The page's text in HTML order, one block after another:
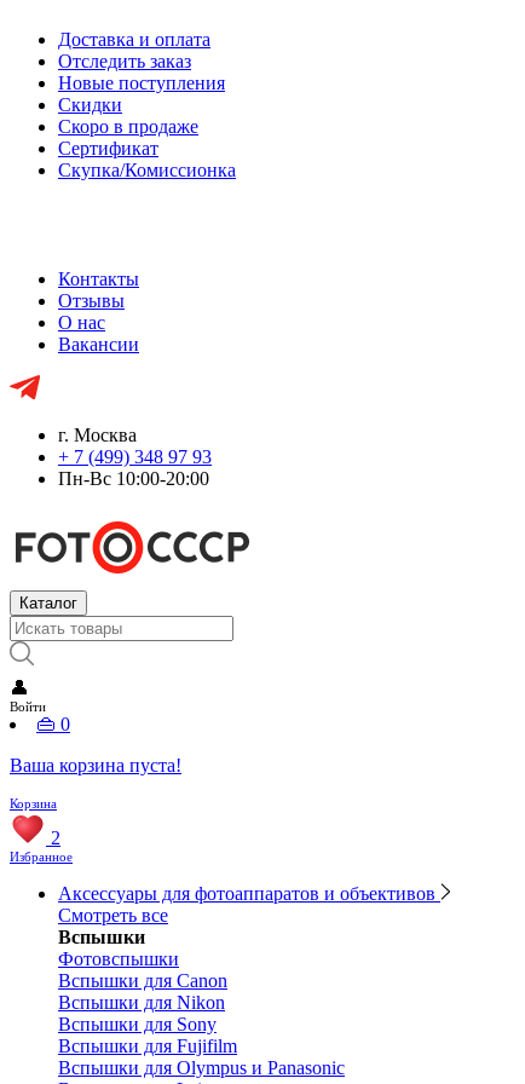
Доставка и оплата
Отследить заказ
Новые поступления
Скидки
Скоро в продаже
Сертификат
Скупка/Комиссионка
Контакты
Отзывы
О нас
Вакансии
г. Москва
+ 7 (499) 348 97 93
Пн-Вс 10:00-20:00
Каталог
👤
Войти
👜 0
Ваша корзина пуста!
Корзина
2
Избранное
Аксессуары для фотоаппаратов и объективов
Смотреть все
Вспышки
Фотовспышки
Вспышки для Canon
Вспышки для Nikon
Вспышки для Sony
Вспышки для Fujifilm
Вспышки для Olympus и Panasonic